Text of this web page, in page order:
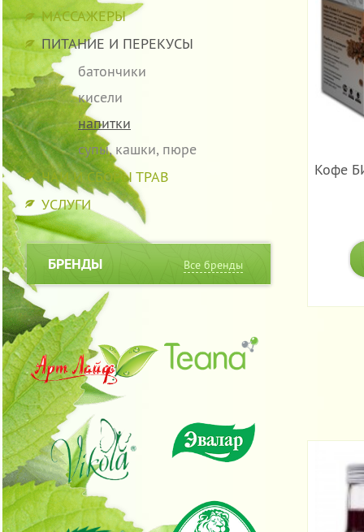
МАССАЖЕРЫ
ПИТАНИЕ И ПЕРЕКУСЫ
батончики
кисели
напитки
супы, кашки, пюре
ЧАИ И СБОРЫ ТРАВ
УСЛУГИ
БРЕНДЫ Все бренды
Кофе